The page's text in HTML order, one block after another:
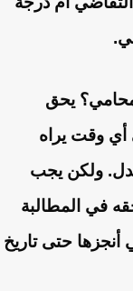
يحق
أي وقت يراه
ولكن يجب
في المطالبة
أنجزها حتى تاريخ